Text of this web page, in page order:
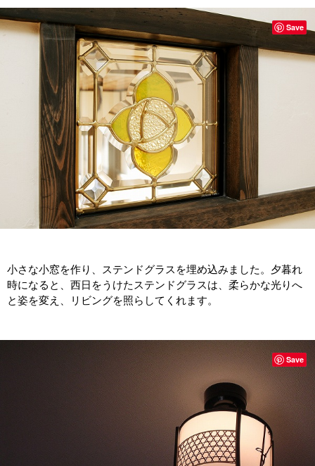
小さな小窓を作り、ステンドグラスを埋め込みました。夕暮れ
時になると、西日をうけたステンドグラスは、柔らかな光りへ
と姿を変え、リビングを照らしてくれます。
Save
Save